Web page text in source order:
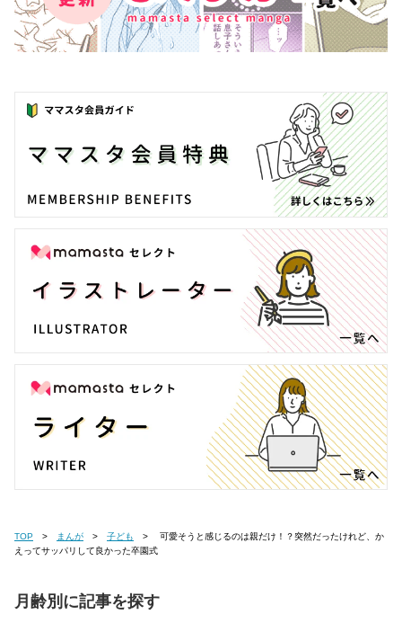
TOP まんが 子ども
えってサッパリして良かった卒園式
月齢別に記事を探す